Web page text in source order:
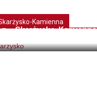
Kamienna
– Skarżysko-Kamienna